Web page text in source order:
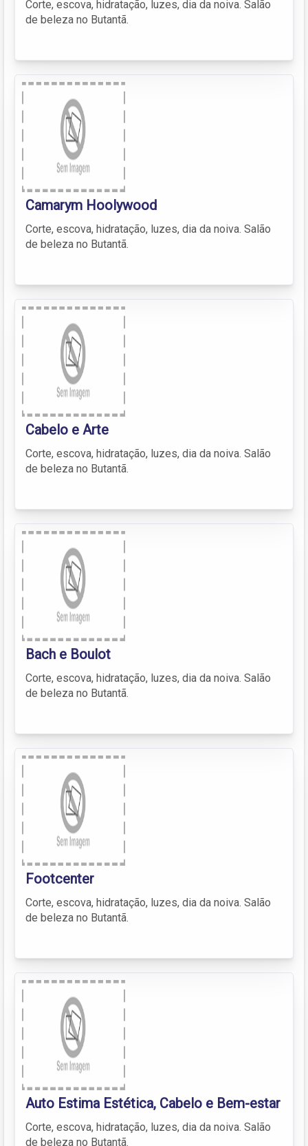
Corte, escova, hidratação, luzes, dia da noiva. Salão
de beleza no Butantã.
Camarym Hoolywood
Corte, escova, hidratação, luzes, dia da noiva. Salão
de beleza no Butantã.
Cabelo e Arte
Corte, escova, hidratação, luzes, dia da noiva. Salão
de beleza no Butantã.
Bach e Boulot
Corte, escova, hidratação, luzes, dia da noiva. Salão
de beleza no Butantã.
Footcenter
Corte, escova, hidratação, luzes, dia da noiva. Salão
de beleza no Butantã.
Auto Estima Estética, Cabelo e Bem-estar
Corte, escova, hidratação, luzes, dia da noiva. Salão
de beleza no Butantã.